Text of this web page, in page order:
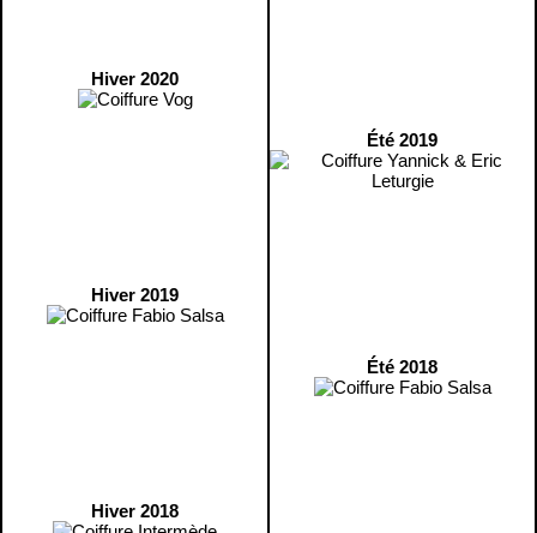
Hiver 2020
Hiver 2019
Hiver 2018
Été 2019
Été 2018